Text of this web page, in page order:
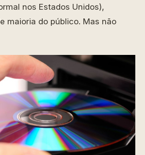
nos Estados Unidos),
maioria do público. Mas não